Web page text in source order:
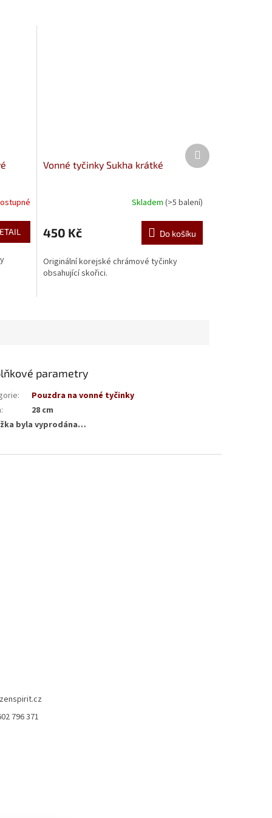
Vonné tyčinky Sukha krátké
Skladem (>5 balení)
450 Kč Do košíku
Originální korejské chrámové tyčinky
obsahující skořici.
Další
produkt
parametry
:
Pouzdra na vonné tyčinky
:
28 cm
byla vyprodána…
zenspirit.cz
796 371